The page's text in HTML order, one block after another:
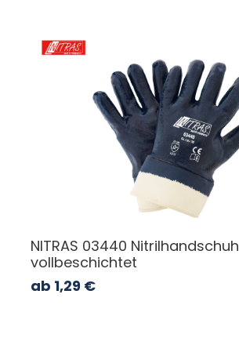
NITRAS 03440 Nitrilhandschuh
vollbeschichtet
ab 1,29 €